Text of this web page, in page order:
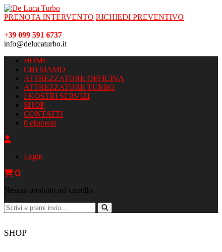
PRENOTA INTERVENTO RICHIEDI PREVENTIVO
+39 099 591 6737
info@delucaturbo.it
HOME
CHI SIAMO
ATTREZZATURE OFFICINA
ATTREZZATURE TURBO
I NOSTRI SERVIZI
SHOP
CONTATTI
0 elementi
Login
0
Nessun prodotto nel carrello.
SHOP